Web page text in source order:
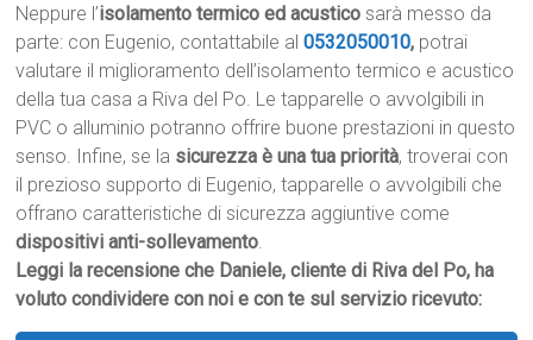
Neppure l’isolamento termico ed acustico sarà messo da
parte: con Eugenio, contattabile al0532050010, potrai
valutare il miglioramento dell’isolamento termico e acustico
della tua casa a Riva del Po. Le tapparelle o avvolgibili in
PVC o alluminio potranno offrire buone prestazioni in questo
senso. Infine, se la sicurezza è una tua priorità, troverai con
il prezioso supporto di Eugenio, tapparelle o avvolgibili che
offrano caratteristiche di sicurezza aggiuntive come
dispositivi anti-sollevamento.
Leggi la recensione che Daniele, cliente di Riva del Po, ha
voluto condividere con noi e con te sul servizio ricevuto: